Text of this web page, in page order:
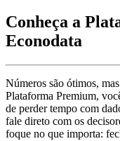
Conheça a
Econodata
Números são ótimos,
Plataforma Premium,
de perder tempo com
fale direto com os
foque no que importa: